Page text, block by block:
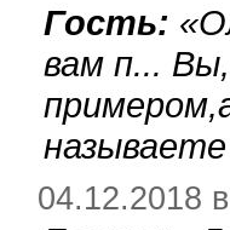
Гость: «
вам п...
04.12.2018